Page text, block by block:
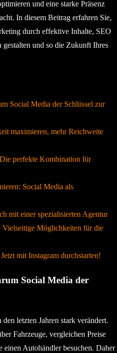
und eine starke Präsenz
In diesem Beitrag erfahren Sie,
durch effektive Inhalte, SEO
und so die Zukunft Ihres
Social Media der Schlüssel zur
maximieren, mehr Reichweite
perfekte Kombination für
Social Media als
mit einer spezialisierten Agentur
Vielseitige Möglichkeiten für die
mit Instagram durchstarten!
Social Media der
letzten Jahren stark verändert.
Fahrzeuge, vergleichen Preise
einen Autohändler besuchen. Daher